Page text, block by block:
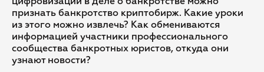
признать банкротство криптобирж. Какие уроки
из этого можно извлечь? Как обмениваются
информацией участники профессионального
сообщества банкротных юристов, откуда они
узнают новости?